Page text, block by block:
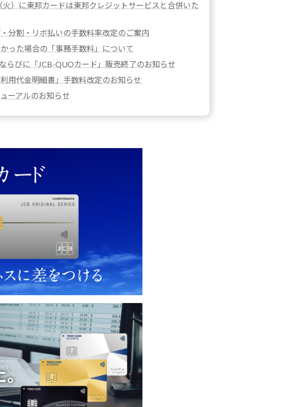
火）に東邦カードは東邦クレジットサービスと合併いた
分割・リボ払いの手数料率改定のご案内
った場合の「事務手数料」について
らびに「JCB-QUOカード」販売終了のお知らせ
用代金明細書」手数料改定のお知らせ
ーアルのお知らせ